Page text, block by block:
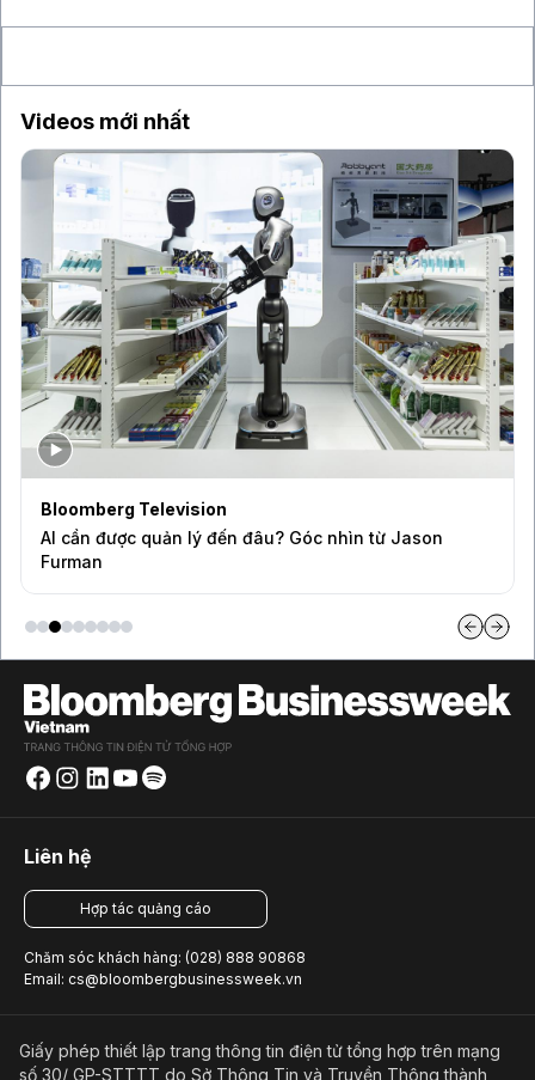
Videos mới nhất
Bloomberg Television
AI cần được quản lý đến đâu? Góc nhìn từ Jason
Furman
Liên hệ
Hợp tác quảng cáo
Chăm sóc khách hàng: (028) 888 90868
Email: cs@bloombergbusinessweek.vn
Giấy phép thiết lập trang thông tin điện tử tổng hợp trên mạng
số 30/ GP-STTTT do Sở Thông Tin và Truyền Thông thành